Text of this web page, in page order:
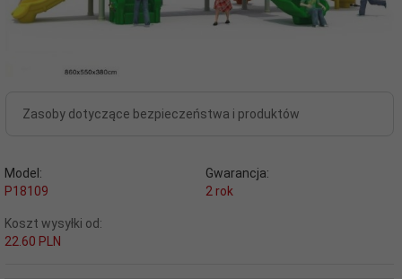
Zasoby dotyczące bezpieczeństwa i produktów
Model:
P18109
Gwarancja:
2 rok
Koszt wysyłki od:
22.60 PLN